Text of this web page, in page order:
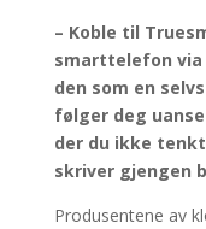
– Koble til
smarttelefon via
den som en
følger deg
der du ikke
skriver gjengen
Produsentene av